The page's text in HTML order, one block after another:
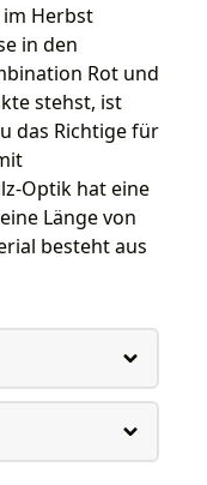
Herbst
in den
Rot und
stehst, ist
das Richtige für
Optik hat eine
Länge von
besteht aus